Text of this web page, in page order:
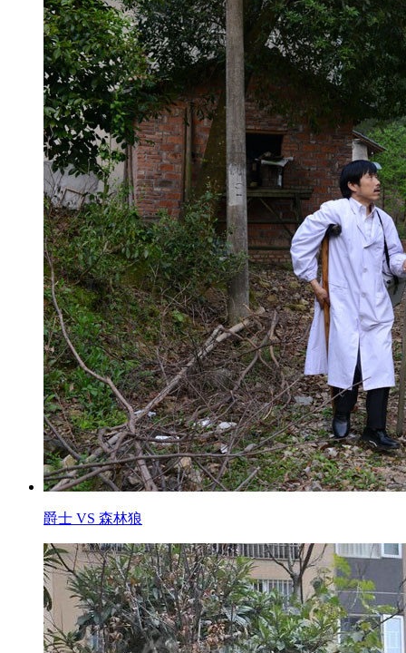
爵士 VS 森林狼